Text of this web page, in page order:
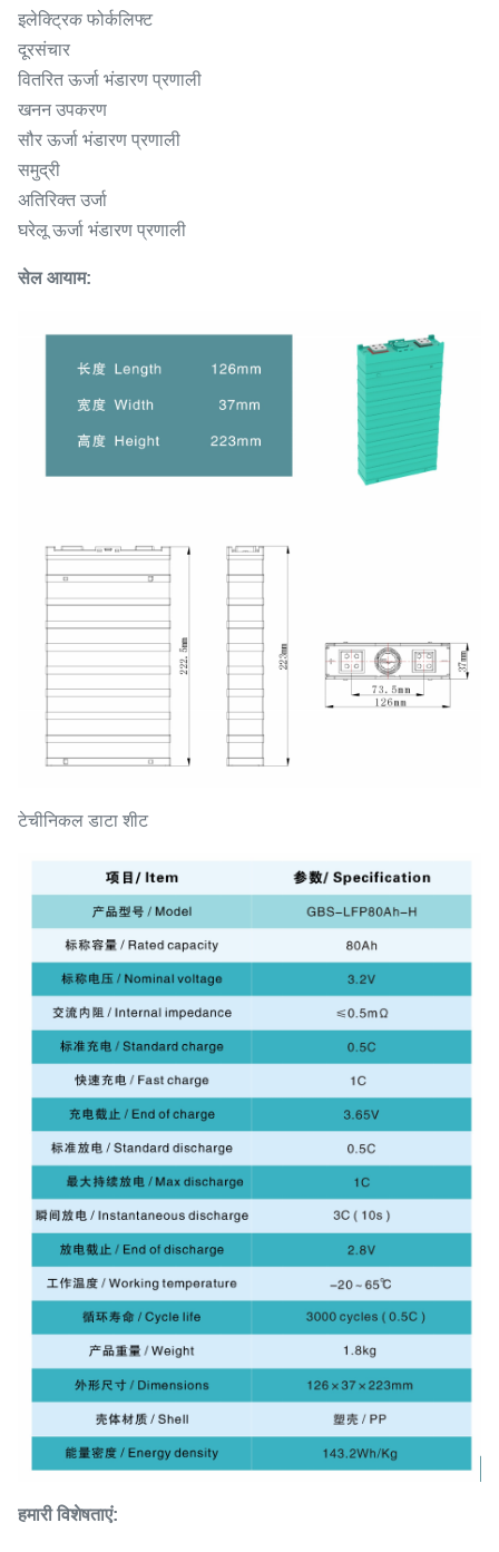
इलेक्ट्रिक फोर्कलिफ्ट
दूरसंचार
वितरित ऊर्जा भंडारण प्रणाली
खनन उपकरण
सौर ऊर्जा भंडारण प्रणाली
समुद्री
अतिरिक्त उर्जा
घरेलू ऊर्जा भंडारण प्रणाली
सेल आयाम:
टेचीनिकल डाटा शीट
हमारी विशेषताएं: